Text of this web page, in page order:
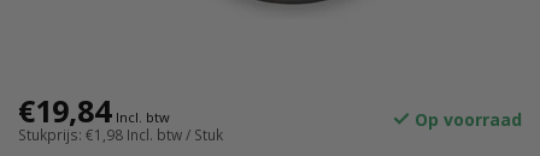
€19,84 Incl. btw
Stukprijs: €1,98 Incl. btw/ Stuk
Op voorraad